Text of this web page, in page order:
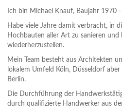
Ich bin Michael Knauf, Baujahr 1970
Habe viele Jahre damit verbracht, in
Hochbauten aller Art zu sanieren
wiederherzustellen.
Mein Team besteht aus Architekten
lokalem Umfeld Köln, Düsseldorf
Berlin.
Die Durchführung der
durch qualifizierte Handwerker aus